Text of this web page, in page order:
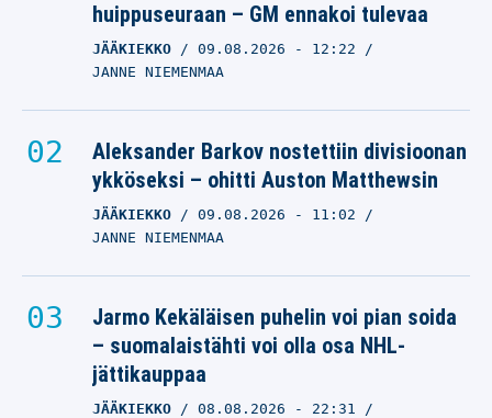
huippuseuraan – GM ennakoi tulevaa
JÄÄKIEKKO 09.08.2026 - 12:22
JANNE NIEMENMAA
Aleksander Barkov nostettiin divisioonan
ykköseksi – ohitti Auston Matthewsin
JÄÄKIEKKO 09.08.2026 - 11:02
JANNE NIEMENMAA
Jarmo Kekäläisen puhelin voi pian soida
– suomalaistähti voi olla osa NHL-
jättikauppaa
JÄÄKIEKKO 08.08.2026 - 22:31